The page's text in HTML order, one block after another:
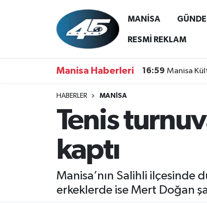
MANİSA
RESMİ REKLAM
Manisa Haberleri 16:59 Manisa
HABERLER MANİSA
Tenis
kaptı
Manisa’nın Salihli ilçesinde
erkeklerde ise Mert Doğan
MANİSA
RESMİ REKLAM
Hava Durumu
Tüm Manşetler
Son Dakika Haberleri